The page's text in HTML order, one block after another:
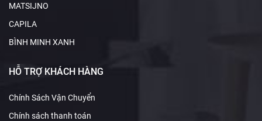
MATSIJNO
CAPILA
BÌNH MINH XANH
HỖ TRỢ KHÁCH HÀNG
Chính Sách Vận Chuyển
Chính sách thanh toán